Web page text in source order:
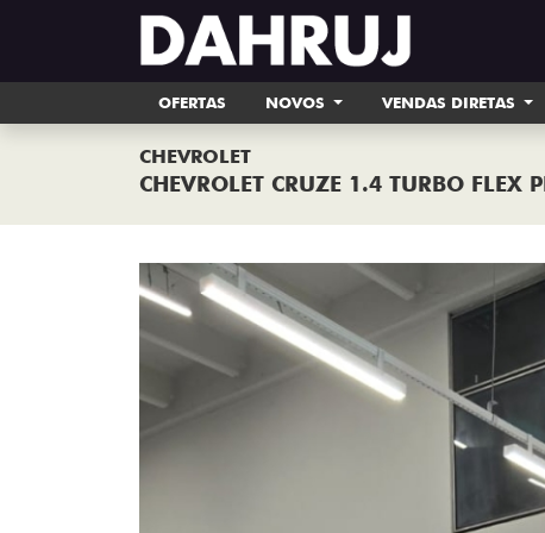
OFERTAS NOVOS VENDAS DIRETAS
CHEVROLET
CHEVROLET CRUZE 1.4 TURBO FLEX